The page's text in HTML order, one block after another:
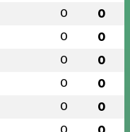
0 0
0 0
0 0
0 0
0 0